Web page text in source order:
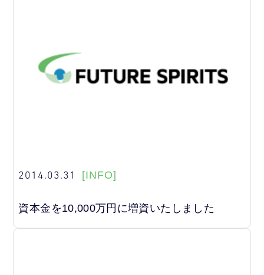
2014.03.31 [INFO]
資本金を10,000万円に増資いたしました